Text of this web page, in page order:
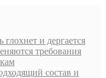
и дергается
требования
состав и